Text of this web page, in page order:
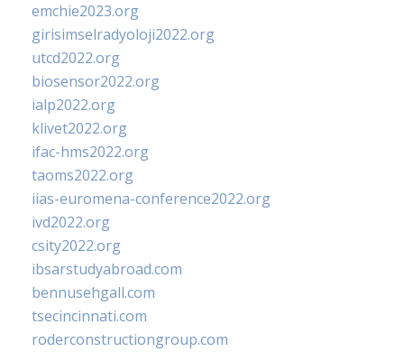
emchie2023.org
girisimselradyoloji2022.org
utcd2022.org
biosensor2022.org
ialp2022.org
klivet2022.org
ifac-hms2022.org
taoms2022.org
iias-euromena-conference2022.org
ivd2022.org
csity2022.org
ibsarstudyabroad.com
bennusehgall.com
tsecincinnati.com
roderconstructiongroup.com